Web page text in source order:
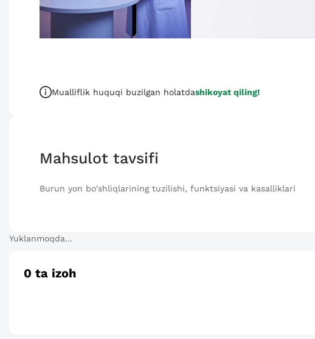
Mualliflik huquqi buzilgan holatdashikoyat qiling!
Mahsulot tavsifi
Burun yon bo'shliqlarining tuzilishi, funktsiyasi va kasalliklari
Yuklanmoqda...
0 ta izoh